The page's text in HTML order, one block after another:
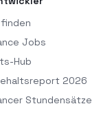
Jobs
Hub
2026
Stundensätze